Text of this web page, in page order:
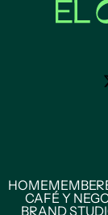
HOMEMEMBER
CAFÉ Y
BRAND